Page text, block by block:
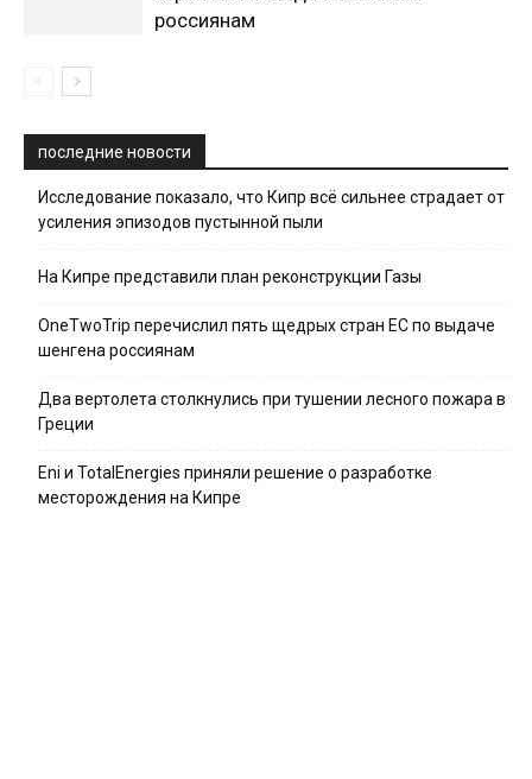
россиянам
последние новости
Исследование показало, что Кипр всё сильнее страдает от
усиления эпизодов пустынной пыли
На Кипре представили план реконструкции Газы
OneTwoTrip перечислил пять щедрых стран ЕС по выдаче
шенгена россиянам
Два вертолета столкнулись при тушении лесного пожара в
Греции
Eni и TotalEnergies приняли решение о разработке
месторождения на Кипре